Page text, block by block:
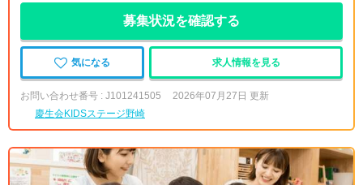
募集状況を確認する
気になる 求人情報を見る
お問い合わせ番号 : J101241505
2026年07月27日 更新
慶生会KIDSステージ野崎